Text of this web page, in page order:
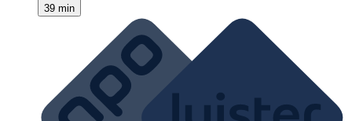
39 min